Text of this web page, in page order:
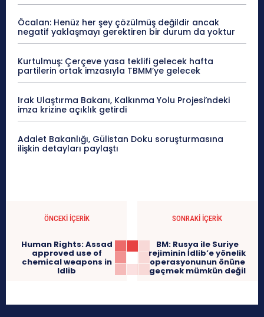
Öcalan: Henüz her şey çözülmüş değildir ancak
negatif yaklaşmayı gerektiren bir durum da yoktur
Kurtulmuş: Çerçeve yasa teklifi gelecek hafta
partilerin ortak imzasıyla TBMM’ye gelecek
Irak Ulaştırma Bakanı, Kalkınma Yolu Projesi’ndeki
imza krizine açıklık getirdi
Adalet Bakanlığı, Gülistan Doku soruşturmasına
ilişkin detayları paylaştı
ÖNCEKI İÇERIK
Human Rights: Assad
approved use of
chemical weapons in
Idlib
SONRAKI İÇERIK
BM: Rusya ile Suriye
rejiminin İdlib’e yönelik
operasyonunun önüne
geçmek mümkün değil